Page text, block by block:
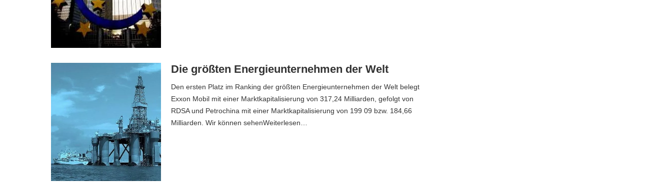
Die größten Energieunternehmen der Welt
Den ersten Platz im Ranking der größten Energieunternehmen der Welt belegt
Exxon Mobil mit einer Marktkapitalisierung von 317,24 Milliarden, gefolgt von
RDSA und Petrochina mit einer Marktkapitalisierung von 199 09 bzw. 184,66
Milliarden. Wir können sehenWeiterlesen…